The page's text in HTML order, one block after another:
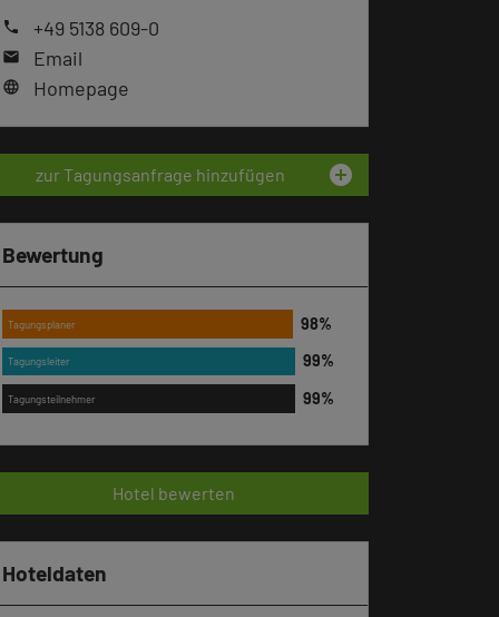
phone +49 5138 609-0
mail Email
language Homepage
zur Tagungsanfrage hinzufügen add_circle
Bewertung
Tagungsplaner
Tagungsleiter
Tagungsteilnehmer
Hotel bewerten
Hoteldaten